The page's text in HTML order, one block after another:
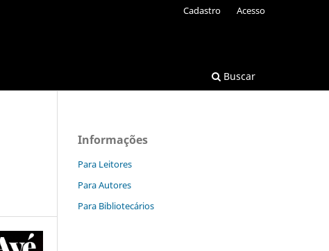
Buscar
Cadastro Acesso
Informações
Para Leitores
Para Autores
Para Bibliotecários